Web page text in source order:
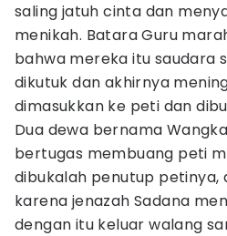
saling jatuh cinta dan
menikah. Batara Guru
bahwa mereka itu saudara
dikutuk dan akhirnya
dimasukkan ke peti dan
Dua dewa bernama
bertugas membuang peti
dibukalah penutup
karena jenazah Sadana
dengan itu keluar walang